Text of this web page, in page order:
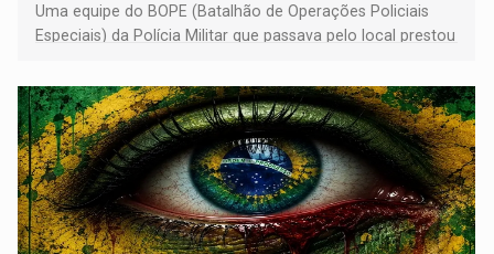
Uma equipe do BOPE (Batalhão de Operações Policiais
Especiais) da Polícia Militar que passava pelo local prestou